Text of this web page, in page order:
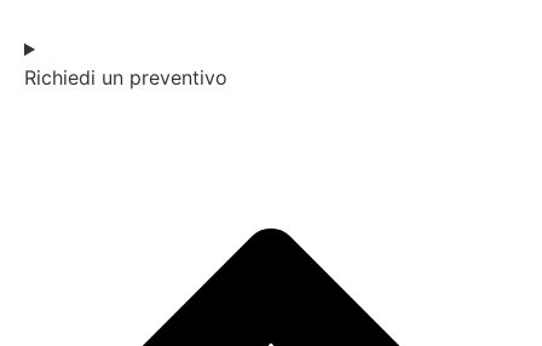
Richiedi un preventivo